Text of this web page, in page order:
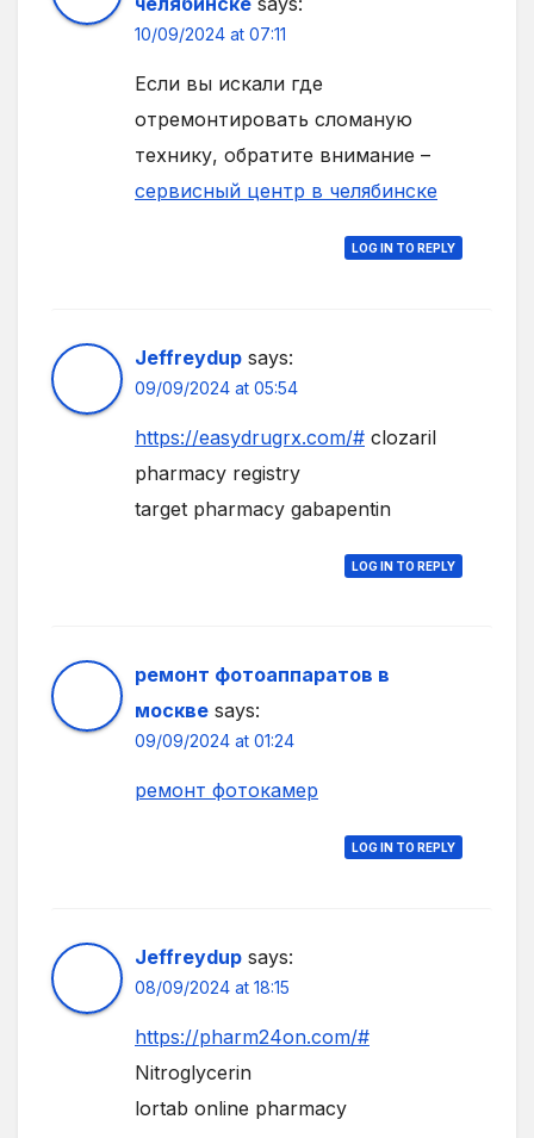
10/09/2024 at 07:11
Если вы искали где
отремонтировать сломаную
технику, обратите внимание –
сервисный центр в челябинске
LOG IN TO REPLY
Jeffreydup says:
09/09/2024 at 05:54
https://easydrugrx.com/# clozaril
pharmacy registry
target pharmacy gabapentin
LOG IN TO REPLY
ремонт фотоаппаратов в
москве says:
09/09/2024 at 01:24
ремонт фотокамер
LOG IN TO REPLY
Jeffreydup says:
08/09/2024 at 18:15
https://pharm24on.com/#
Nitroglycerin
lortab online pharmacy